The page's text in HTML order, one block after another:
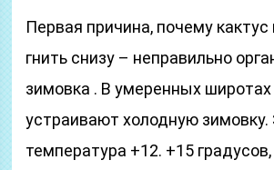
Первая причина, почему кактус
гнить снизу – неправильно
зимовка . В умеренных широтах
устраивают холодную зимовку.
температура +12. +15